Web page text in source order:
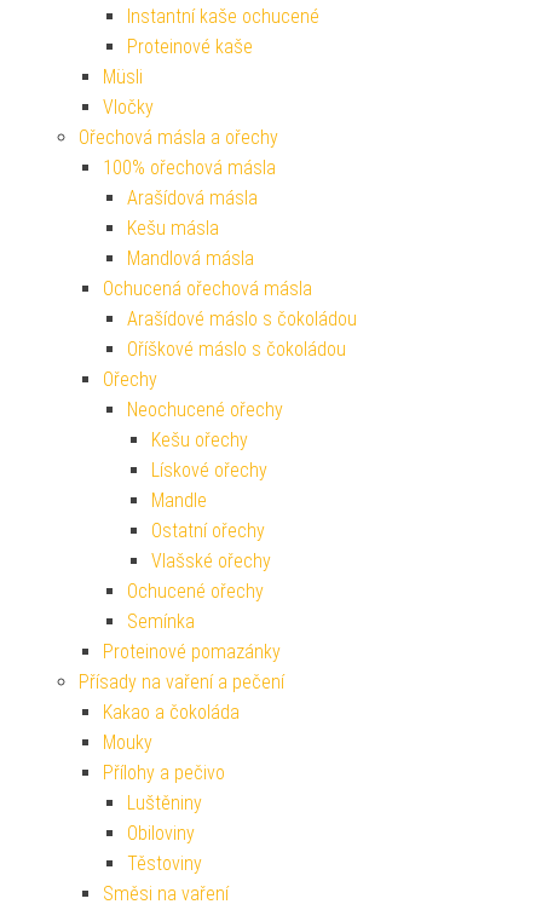
Instantní kaše ochucené
Proteinové kaše
Müsli
Vločky
Ořechová másla a ořechy
100% ořechová másla
Arašídová másla
Kešu másla
Mandlová másla
Ochucená ořechová másla
Arašídové máslo s čokoládou
Oříškové máslo s čokoládou
Ořechy
Neochucené ořechy
Kešu ořechy
Lískové ořechy
Mandle
Ostatní ořechy
Vlašské ořechy
Ochucené ořechy
Semínka
Proteinové pomazánky
Přísady na vaření a pečení
Kakao a čokoláda
Mouky
Přílohy a pečivo
Luštěniny
Obiloviny
Těstoviny
Směsi na vaření